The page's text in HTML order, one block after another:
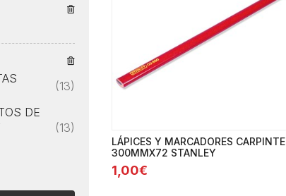
LÁPICES Y MARCADORES
300MMX72 STANLEY
1,00€
(13)
DE
(13)